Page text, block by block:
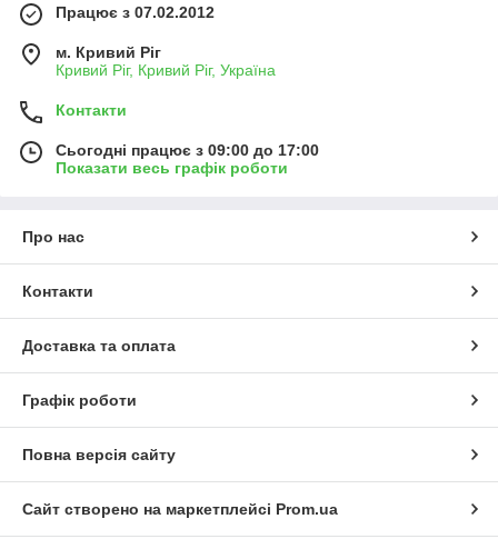
Працює з 07.02.2012
м. Кривий Ріг
Кривий Ріг, Кривий Ріг, Україна
Контакти
Сьогодні працює з 09:00 до 17:00
Показати весь графік роботи
Про нас
Контакти
Доставка та оплата
Графік роботи
Повна версія сайту
Сайт створено на маркетплейсі Prom.ua